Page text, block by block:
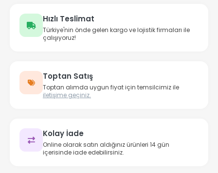
Hızlı Teslimat
Türkiye'nin önde gelen kargo ve lojistik firmaları ile
çalışıyoruz!
Toptan Satış
Toptan alımda uygun fiyat için temsilcimiz ile
iletişime geçiniz.
Kolay İade
Online olarak satın aldığınız ürünleri 14 gün
içerisinde iade edebilirsiniz.